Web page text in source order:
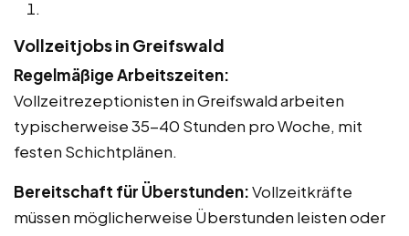
Vollzeitjobs in Greifswald
Regelmäßige Arbeitszeiten:
Vollzeitrezeptionisten in Greifswald arbeiten
typischerweise 35-40 Stunden pro Woche, mit
festen Schichtplänen.
Bereitschaft für Überstunden:Vollzeitkräfte
müssen möglicherweise Überstunden leisten oder